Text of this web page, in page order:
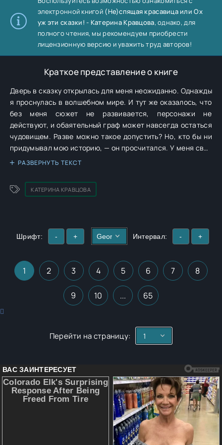
электронной книгой (Не)спящая красавица или Ох
уж эти сказки! - Катерина Кравцова, однако, для
полного чтения, мы рекомендуем приобрести
лицензионную версию и уважить труд авторов!
Краткое представление о книге
Дверь в сказку открылась для меня неожиданно. Однажды
я проснулась в волшебном мире. И тут же оказалось, что
без меня сюжет не развивается, персонажи не
действуют, и обаятельный граф может навсегда остаться
чудовищем. Разве можно такое допустить? Но, кто бы ни
придумывал мою историю, — он просчитался. У меня свое
мнение насчет всех этих сказочек. Я сочиню такой сюжет,
РАЗВЕРНУТЬ ТЕКСТ
КАТЕРИНА КРАВЦОВА
Шрифт: - + Интервал: - +
1 2 3 4 5 6 7 8
9 10 ... 65
Перейти на страницу: